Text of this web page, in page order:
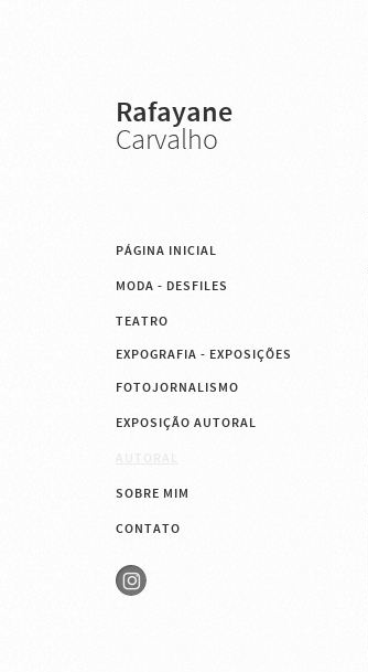
Rafayane
Carvalho
PÁGINA INICIAL
MODA - DESFILES
TEATRO
EXPOGRAFIA - EXPOSIÇÕES
FOTOJORNALISMO
EXPOSIÇÃO AUTORAL
SOBRE MIM
CONTATO